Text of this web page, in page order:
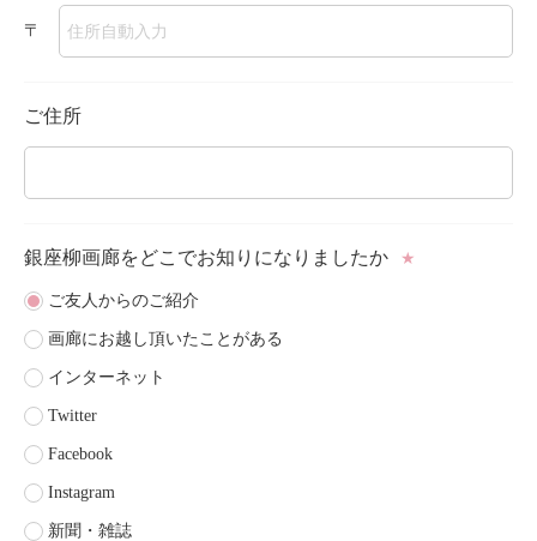
〒
ご住所
銀座柳画廊をどこでお知りになりましたか ★
ご友人からのご紹介
画廊にお越し頂いたことがある
インターネット
Twitter
Facebook
Instagram
新聞・雑誌